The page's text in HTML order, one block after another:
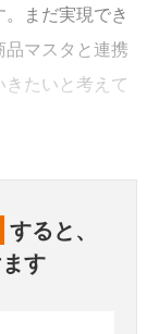
まだ実現でき
マスタと連携
たいと考えて
すると、
す